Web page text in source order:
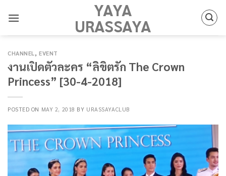
YAYA
URASSAYA
CHANNEL,EVENT
งานเปิดตัวละคร “ลิขิตรัก The Crown
Princess” [30-4-2018]
POSTED ON MAY 2, 2018 BY URASSAYACLUB